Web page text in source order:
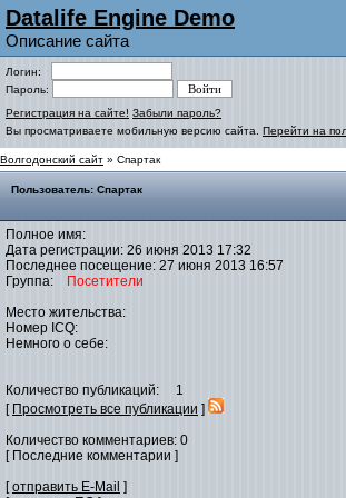
Datalife Engine Demo
Описание сайта
Логин:
Пароль:
Регистрация на сайте! Забыли пароль?
Вы просматриваете мобильную версию сайта. Перейти на
Волгодонский сайт » Спартак
Пользователь: Спартак
Полное имя:
Дата регистрации: 26 июня 2013 17:32
Последнее посещение: 27 июня 2013 16:57
Группа:
Посетители
Место жительства:
Номер ICQ:
Немного о себе:
Количество публикаций: 1
[ Просмотреть все публикации ]
Количество комментариев: 0
[ Последние комментарии ]
[отправить E-Mail ]